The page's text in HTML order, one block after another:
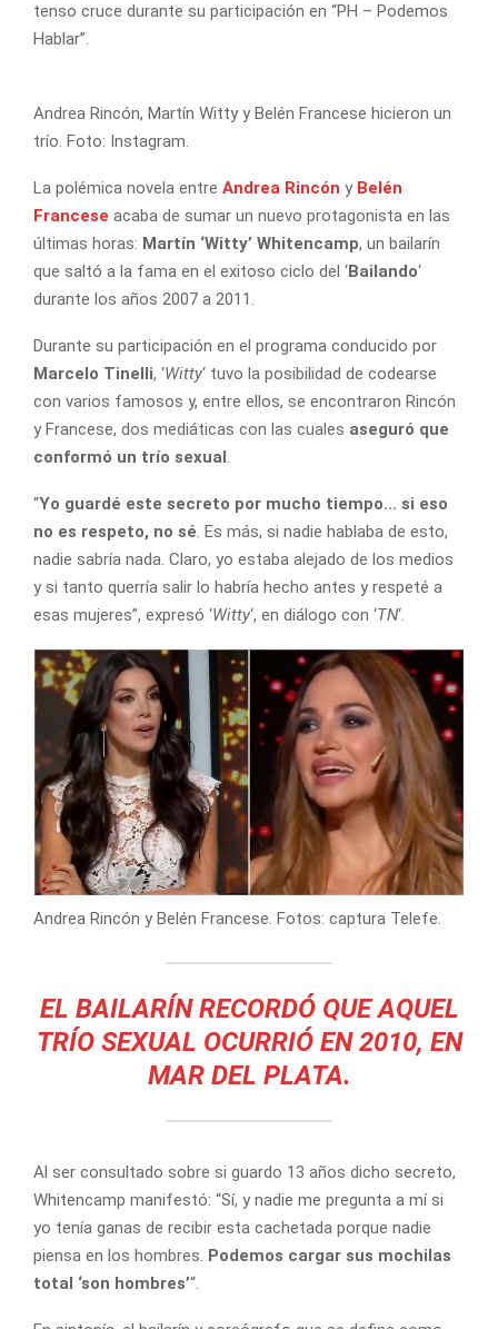
tenso cruce durante su participación en “PH – Podemos
Hablar”.
Andrea Rincón, Martín Witty y Belén Francese hicieron un
trío. Foto: Instagram.
La polémica novela entre Andrea Rincón y Belén
Francese acaba de sumar un nuevo protagonista en las
últimas horas: Martín ‘Witty’ Whitencamp, un bailarín
que saltó a la fama en el exitoso ciclo del ‘Bailando‘
durante los años 2007 a 2011.
Durante su participación en el programa conducido por
Marcelo Tinelli, ‘Witty‘ tuvo la posibilidad de codearse
con varios famosos y, entre ellos, se encontraron Rincón
y Francese, dos mediáticas con las cuales aseguró que
conformó un trío sexual.
“Yo guardé este secreto por mucho tiempo… si eso
no es respeto, no sé. Es más, si nadie hablaba de esto,
nadie sabría nada. Claro, yo estaba alejado de los medios
y si tanto querría salir lo habría hecho antes y respeté a
esas mujeres”, expresó ‘Witty‘, en diálogo con ‘TN‘.
Andrea Rincón y Belén Francese. Fotos: captura Telefe.
EL BAILARÍN RECORDÓ QUE AQUEL
TRÍO SEXUAL OCURRIÓ EN 2010, EN
MAR DEL PLATA.
Al ser consultado sobre si guardo 13 años dicho secreto,
Whitencamp manifestó: “Sí, y nadie me pregunta a mí si
yo tenía ganas de recibir esta cachetada porque nadie
piensa en los hombres. Podemos cargar sus mochilas
total ‘son hombres’“.